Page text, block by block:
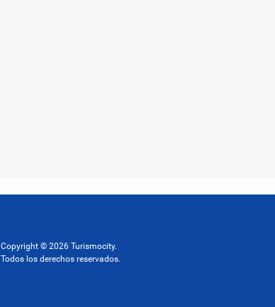
Copyright © 2026 Turismocity.
Todos los derechos reservados.